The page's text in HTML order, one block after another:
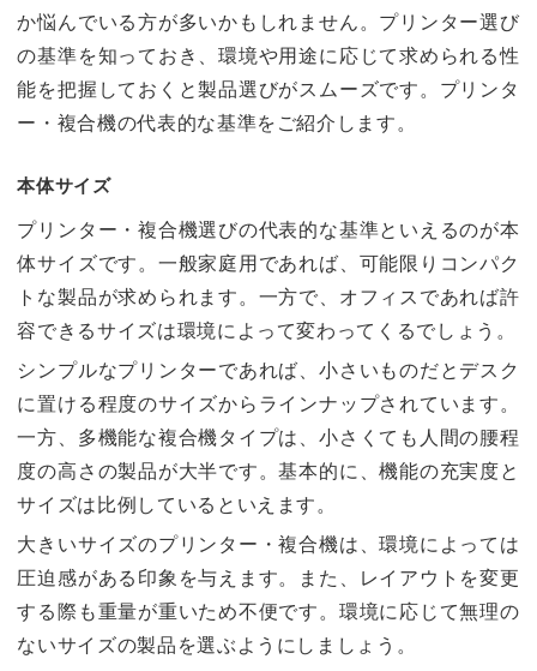
か悩んでいる方が多いかもしれません。プリンター選び
の基準を知っておき、環境や用途に応じて求められる性
能を把握しておくと製品選びがスムーズです。プリンタ
ー・複合機の代表的な基準をご紹介します。
本体サイズ
プリンター・複合機選びの代表的な基準といえるのが本
体サイズです。一般家庭用であれば、可能限りコンパク
トな製品が求められます。一方で、オフィスであれば許
容できるサイズは環境によって変わってくるでしょう。
シンプルなプリンターであれば、小さいものだとデスク
に置ける程度のサイズからラインナップされています。
一方、多機能な複合機タイプは、小さくても人間の腰程
度の高さの製品が大半です。基本的に、機能の充実度と
サイズは比例しているといえます。
大きいサイズのプリンター・複合機は、環境によっては
圧迫感がある印象を与えます。また、レイアウトを変更
する際も重量が重いため不便です。環境に応じて無理の
ないサイズの製品を選ぶようにしましょう。